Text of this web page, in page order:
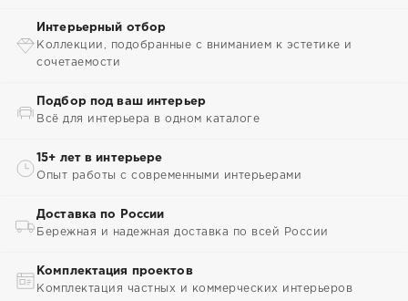
Интерьерный отбор
Коллекции, подобранные с вниманием к эстетике и
сочетаемости
Подбор под ваш интерьер
Всё для интерьера в одном каталоге
15+ лет в интерьере
Опыт работы с современными интерьерами
Доставка по России
Бережная и надежная доставка по всей России
Комплектация проектов
Комплектация частных и коммерческих интерьеров